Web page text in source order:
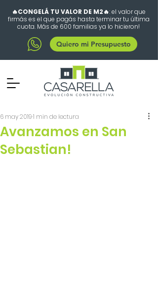
🔥CONGELÁ TU VALOR DE M2🔥: el valor que
firmás es el que pagás hasta terminar tu última
cuota. Más de 600 familias ya lo hicieron!
Quiero mi Presupuesto
Avanzamos en San
Sebastian!
6 may 20191 min de lectura